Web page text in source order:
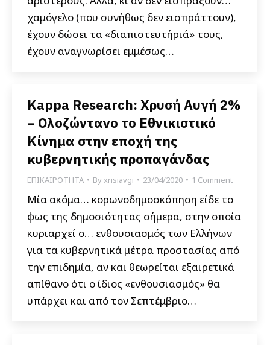
χαμόγελο (που συνήθως δεν εισπράττουν),
έχουν δώσει τα «διαπιστευτήριά» τους,
έχουν αναγνωρίσει εμμέσως…
Kappa Research: Χρυσή Αυγή 2%
– Ολοζώντανο το Εθνικιστικό
Κίνημα στην εποχή της
κυβερνητικής προπαγάνδας
ΕΠΙΚΑΙΡΟΤΗΤΑ Byxrisiavgi 23/04/2020 1 Comment
Μία ακόμα… κορωνοδημοσκόπηση είδε το
φως της δημοσιότητας σήμερα, στην οποία
κυριαρχεί ο… ενθουσιασμός των Ελλήνων
για τα κυβερνητικά μέτρα προστασίας από
την επιδημία, αν και θεωρείται εξαιρετικά
απίθανο ότι ο ίδιος «ενθουσιασμός» θα
υπάρχει και από τον Σεπτέμβριο…